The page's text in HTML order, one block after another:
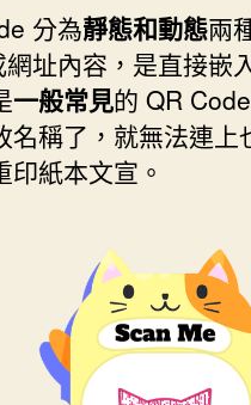
日
期 分為靜態和動態兩
址內容，是直接嵌
一般常見的 QR
稱了，就無法連上
紙本文宣。